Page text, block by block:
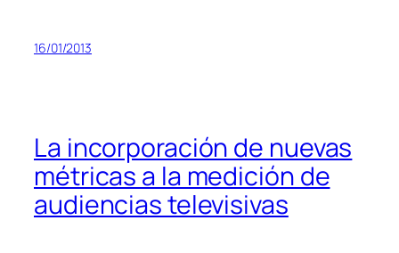
16/01/2013
La incorporación de nuevas
métricas a la medición de
audiencias televisivas